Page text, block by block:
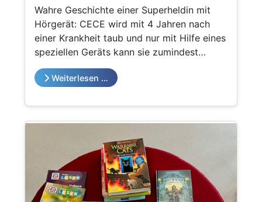
Wahre Geschichte einer Superheldin mit
Hörgerät: CECE wird mit 4 Jahren nach
einer Krankheit taub und nur mit Hilfe eines
speziellen Geräts kann sie zumindest
Wortteile hören. Den Rest des Wortes muss
sie von den Lippen der anderen ablesen.
auffällig ist, bis sie eines Tages in der
Schule herausfindet, was dieses Teil noch
alles kann! Total spannend und gut
geschrieben findet Alva, 10 Jahre!
Weiterlesen …